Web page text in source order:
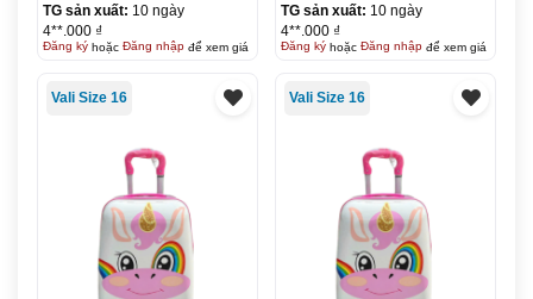
TG sản xuất: 10 ngày
4**.000 ₫
Đăng kýhoặc Đăng nhậpđể xem giá
TG sản xuất: 10 ngày
4**.000 ₫
Đăng kýhoặc Đăng nhậpđể xem giá
Vali Size 16 Vali Size 16